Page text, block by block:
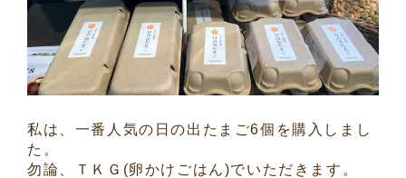
私は、一番人気の日の出たまご6個を購入しまし
た。
勿論、ＴＫＧ(卵かけごはん)でいただきます。